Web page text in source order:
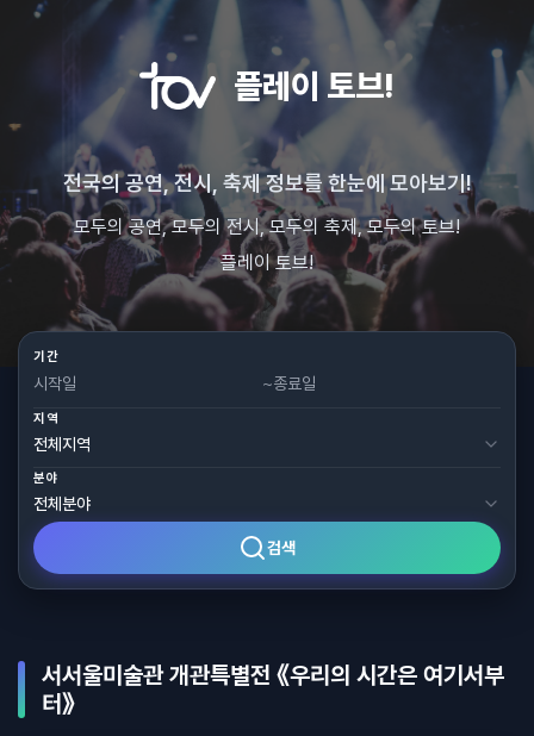
플레이 토브!
전국의 공연, 전시, 축제 정보를 한눈에 모아보기!
모두의 공연, 모두의 전시, 모두의 축제, 모두의 토브!
플레이 토브!
기간
~
지역
분야
검색
서서울미술관 개관특별전 《우리의 시간은 여기서부
터》